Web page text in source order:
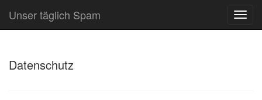
Unser täglich Spam
Datenschutz